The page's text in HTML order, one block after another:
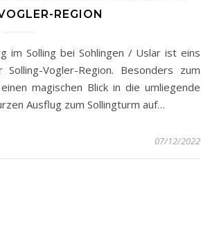
REGION
im Solling bei Sohlingen / Uslar ist eins
Vogler-Region. Besonders zum
magischen Blick in die umliegende
Ausflug zum Sollingturm auf…
07/12/2022